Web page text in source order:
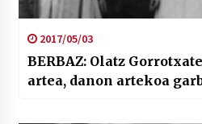
2017/05/03
BERBAZ: Olatz
artea, danon artekoa